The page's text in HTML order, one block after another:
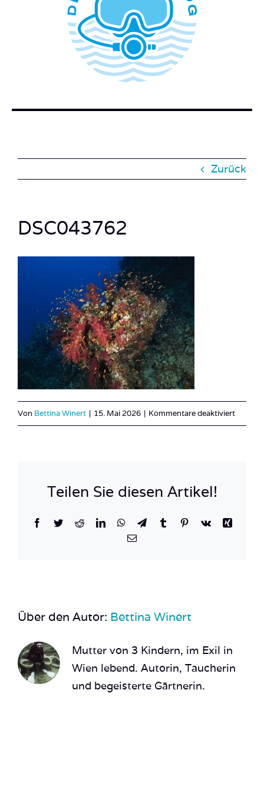
WER STECKT HINTER DEM TAUCHERBLOG?
BUCH BESTELLEN
Zurück
DSC043762
Von Bettina Winert | 15. Mai 2026 | Kommentare deaktiviertfür
Teilen Sie diesen Artikel!
Facebook
TwitterRedditLinkedInWhatsApp
TelegramTumblrPinterest
Vk
Xing
E-
Über den Autor: Bettina Winert
Mutter von 3 Kindern, im Exil in
Wien lebend. Autorin, Taucherin
und begeisterte Gärtnerin.